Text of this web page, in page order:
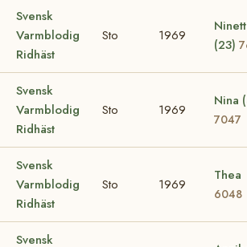
Svensk
Varmblodig
Ridhäst
Sto 1969
(23)
Svensk
Varmblodig
Ridhäst
Sto 1969
Nina
7047
Svensk
Varmblodig
Ridhäst
Sto 1969
Thea
6048
Svensk